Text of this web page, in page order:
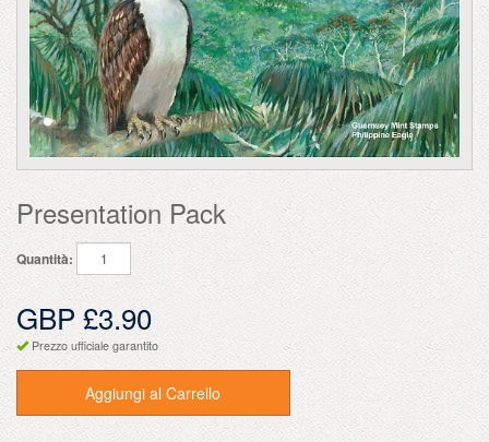
Presentation Pack
Quantità:
GBP £3.90
Prezzo ufficiale garantito
Aggiungi al Carrello